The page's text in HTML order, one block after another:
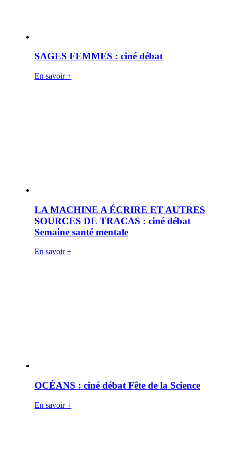
SAGES FEMMES : ciné débat
En savoir +
LA MACHINE A ÉCRIRE ET AUTRES
SOURCES DE TRACAS : ciné débat
Semaine santé mentale
En savoir +
OCÉANS : ciné débat Fête de la Science
En savoir +